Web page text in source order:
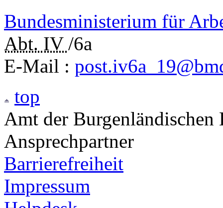
Bundesministerium für
Abt. IV /6a
E-Mail :
top
Amt der
Ansprechpartner
Barrierefreiheit
Impressum